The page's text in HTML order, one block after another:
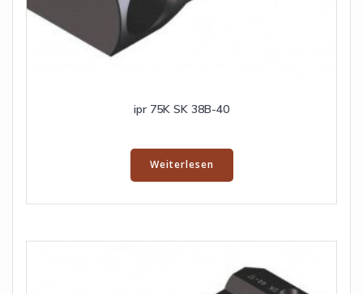
ipr 75K SK 38B-40
Weiterlesen